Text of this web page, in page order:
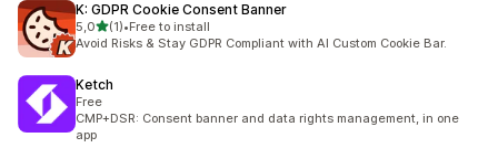
K: GDPR Cookie Consent Banner
5,0/ 5 tähteä
(1)
1 arvostelua yhteensä
•Free to install
Avoid Risks & Stay GDPR Compliant with AI Custom Cookie Bar.
Ketch
Free
CMP+DSR: Consent banner and data rights management, in one
app